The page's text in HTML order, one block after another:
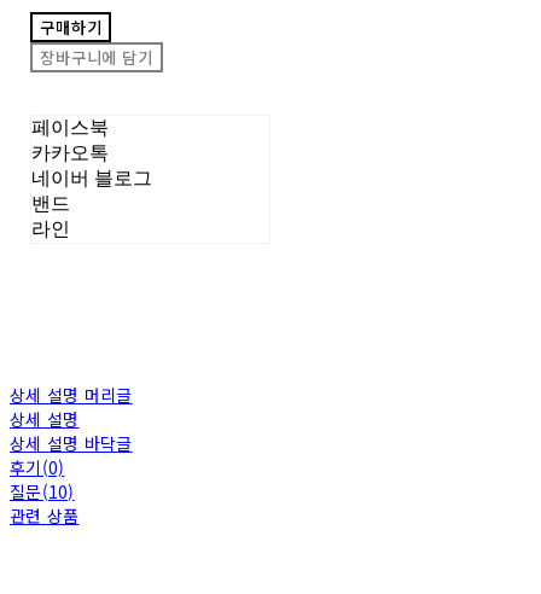
구매하기
장바구니에 담기
페이스북
카카오톡
네이버 블로그
밴드
라인
상세 설명 머리글
상세 설명
상세 설명 바닥글
후기(0)
질문(10)
관련 상품